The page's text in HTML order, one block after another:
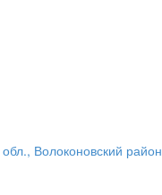
Волоконовский район